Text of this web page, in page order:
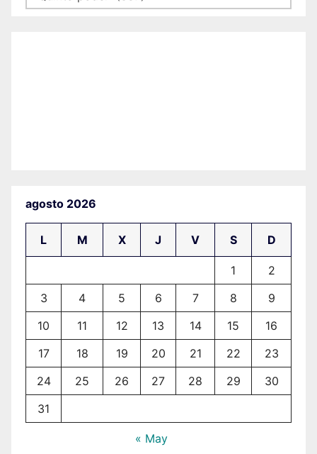
agosto 2026
L M X J V S D
1
2
3
4 5 6 7 8
9
10
11 12 13 14 15
16
17
18 19 20 21 22
23
24
25 26 27 28 29
30
31
« May